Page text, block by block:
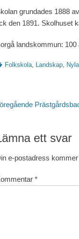
grundades 1888
den 1891. Skolhuset
landskommun:
Folkskola, Landskap,
Föregående
ett svar
e-postadress
*